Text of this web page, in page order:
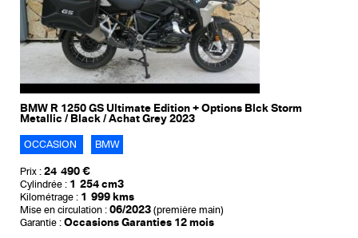
BMW R 1250 GS Ultimate Edition + Options Blck Storm
Metallic / Black / Achat Grey 2023
OCCASION BMW
Prix : 24 490 €
Cylindrée : 1 254 cm3
Kilométrage : 1 999 kms
Mise en circulation : 06/2023 (première main)
Garantie : Occasions Garanties 12 mois